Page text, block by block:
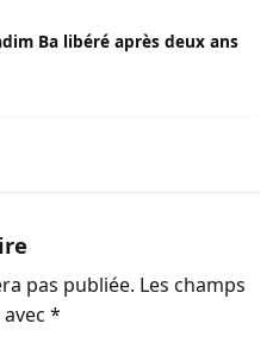
Ba libéré après deux ans
pas publiée. Les champs
*